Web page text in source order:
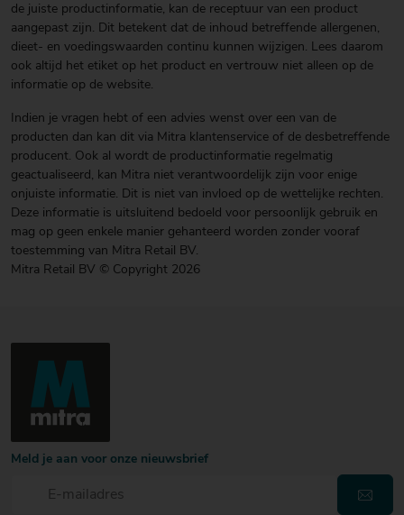
de juiste productinformatie, kan de receptuur van een product
aangepast zijn. Dit betekent dat de inhoud betreffende allergenen,
dieet- en voedingswaarden continu kunnen wijzigen. Lees daarom
ook altijd het etiket op het product en vertrouw niet alleen op de
informatie op de website.
Indien je vragen hebt of een advies wenst over een van de
producten dan kan dit via Mitra klantenservice of de desbetreffende
producent. Ook al wordt de productinformatie regelmatig
geactualiseerd, kan Mitra niet verantwoordelijk zijn voor enige
onjuiste informatie. Dit is niet van invloed op de wettelijke rechten.
Deze informatie is uitsluitend bedoeld voor persoonlijk gebruik en
mag op geen enkele manier gehanteerd worden zonder vooraf
toestemming van Mitra Retail BV.
Mitra Retail BV © Copyright 2026
Meld je aan voor onze nieuwsbrief